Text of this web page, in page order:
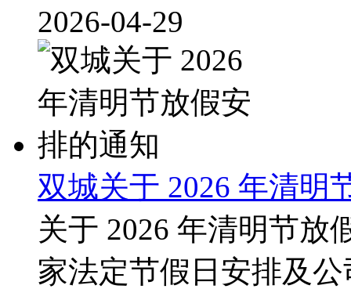
2026-04-29
双城关于 2026 年清明
关于 2026 年清明节放
家法定节假日安排及